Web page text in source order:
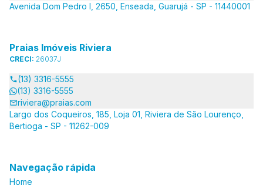
Avenida Dom Pedro I, 2650, Enseada, Guarujá - SP - 11440001
Praias Imóveis Riviera
CRECI: 26037J
(13) 3316-5555
(13) 3316-5555
riviera@praias.com
Largo dos Coqueiros, 185, Loja 01, Riviera de São Lourenço,
Bertioga - SP - 11262-009
Navegação rápida
Home